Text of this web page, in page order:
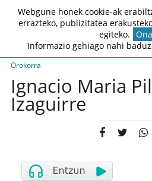
Orokorra
Ignacio Maria
Izaguirre
Webgune honek cookie-ak
errazteko, publizitatea
egiteko.
Informazio gehiago nahi